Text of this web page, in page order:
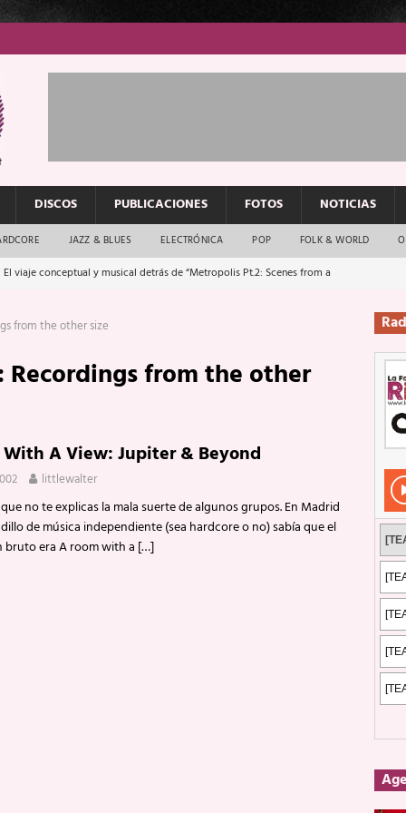
DISCOS PUBLICACIONES FOTOS NOTICIAS
JAZZ & BLUES ELECTRÓNICA POP FOLK & WORLD
El viaje conceptual y musical detrás de “Metropolis Pt.2: Scenes from a
El rock urbano sigue en buenas manos
que van a escucharte te saludan
ENTREVISTAS
2 de mayo de 2026 en Fuengirola
FOTOS
Su ‘aullido’ retumbó ferozmente en Fuengirola.
La historia de Nintendo Vol. 2 PUBLICACIONES
from the other size
Recordings from the other
With A View: Jupiter & Beyond
littlewalter
no te explicas la mala suerte de algunos grupos. En Madrid
de música independiente (sea hardcore o no) sabía que el
bruto era A room with a […]